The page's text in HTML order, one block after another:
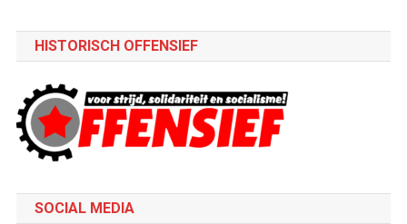
HISTORISCH OFFENSIEF
SOCIAL MEDIA